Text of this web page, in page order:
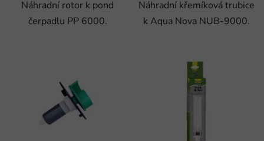
Náhradní rotor k pond
čerpadlu PP 6000.
Náhradní křemíková trubice
k Aqua Nova NUB-9000.